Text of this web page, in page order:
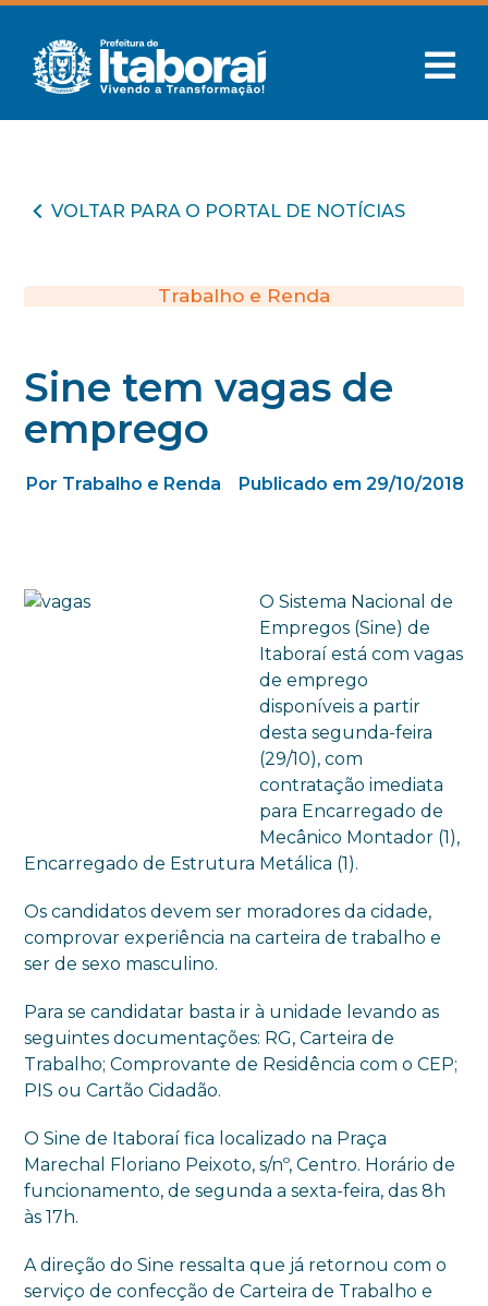
VOLTAR PARA O PORTAL DE NOTÍCIAS
Trabalho e Renda
Sine tem vagas de
emprego
Por Trabalho e Renda Publicado em 29/10/2018
O Sistema Nacional de
Empregos (Sine) de
Itaboraí está com vagas
de emprego
disponíveis a partir
desta segunda-feira
(29/10), com
contratação imediata
para Encarregado de
Mecânico Montador (1),
Encarregado de Estrutura Metálica (1).
Os candidatos devem ser moradores da cidade,
comprovar experiência na carteira de trabalho e
ser de sexo masculino.
Para se candidatar basta ir à unidade levando as
seguintes documentações: RG, Carteira de
Trabalho; Comprovante de Residência com o CEP;
PIS ou Cartão Cidadão.
O Sine de Itaboraí fica localizado na Praça
Marechal Floriano Peixoto, s/nº, Centro. Horário de
funcionamento, de segunda a sexta-feira, das 8h
às 17h.
A direção do Sine ressalta que já retornou com o
serviço de confecção de Carteira de Trabalho e